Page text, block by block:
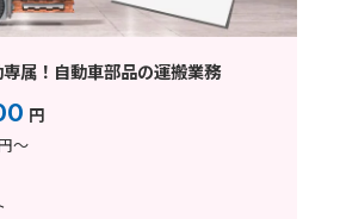
専属！自動車部品の運搬業務
円
～